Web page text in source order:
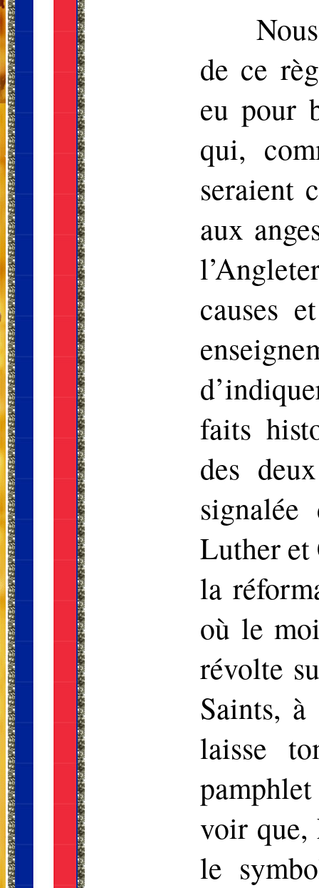
de ce
eu pour
qui,
seraient
aux
causes
faits
des
Luther et
la
où le
révolte
Saints,
laisse
voir que,
le